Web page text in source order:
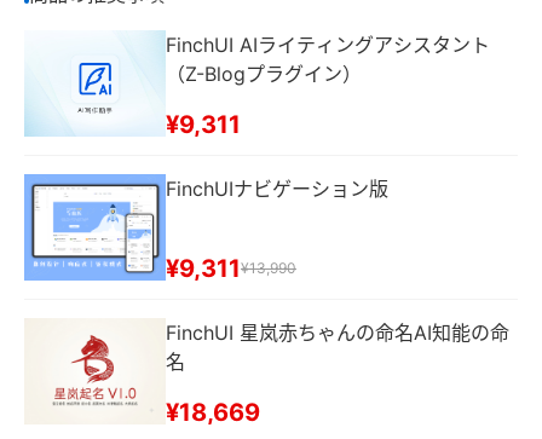
FinchUI AIライティングアシスタント
（Z-Blogプラグイン）
¥9,311
FinchUIナビゲーション版
¥9,311¥13,990
FinchUI 星岚赤ちゃんの命名AI知能の命
名
¥18,669